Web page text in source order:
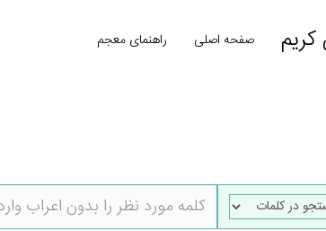
صفحه اصلی راهنمای معجم